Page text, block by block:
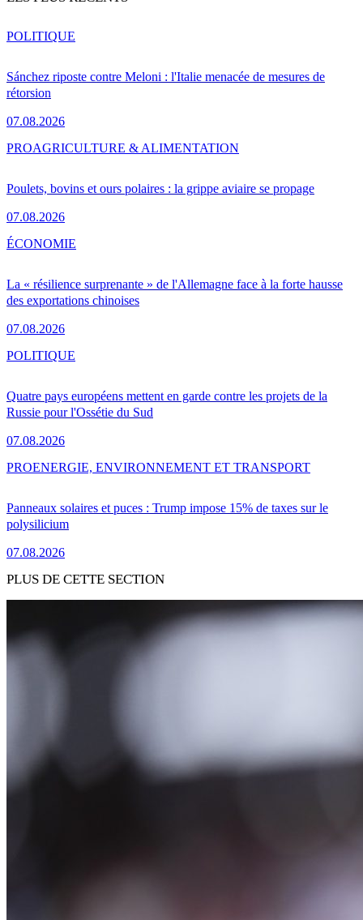
Sánchez riposte contre Meloni : l'Italie menacée de mesures de
rétorsion
07.08.2026
POLITIQUE
Poulets, bovins et ours polaires : la grippe aviaire se propage
07.08.2026
PROAGRICULTURE & ALIMENTATION
La « résilience surprenante » de l'Allemagne face à la forte hausse
des exportations chinoises
07.08.2026
ÉCONOMIE
Quatre pays européens mettent en garde contre les projets de la
Russie pour l'Ossétie du Sud
07.08.2026
POLITIQUE
Panneaux solaires et puces : Trump impose 15% de taxes sur le
polysilicium
07.08.2026
PROENERGIE, ENVIRONNEMENT ET TRANSPORT
PLUS DE CETTE SECTION